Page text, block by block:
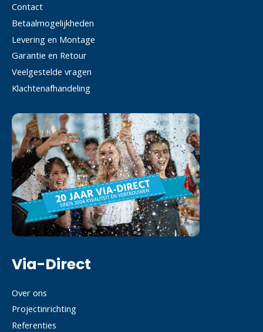
Contact
Betaalmogelijkheden
Levering en Montage
Garantie en Retour
Veelgestelde vragen
Klachtenafhandeling
Via-Direct
Over ons
Projectinrichting
Referenties